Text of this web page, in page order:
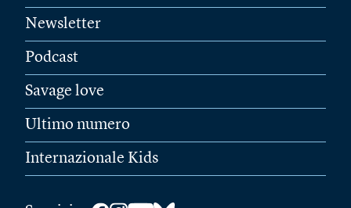
Newsletter
Podcast
Savage love
Ultimo numero
Internazionale Kids